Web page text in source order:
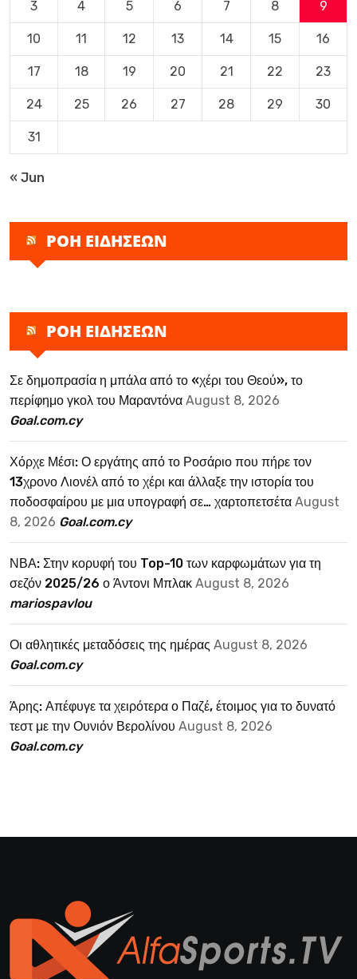
3 4 5 6 7 8 9
10 11 12 13 14 15 16
17 18 19 20 21 22 23
24 25 26 27 28 29 30
31
« Jun
ΡΟΗ ΕΙΔΗΣΕΩΝ
ΡΟΗ ΕΙΔΗΣΕΩΝ
Σε δημοπρασία η μπάλα από το «χέρι του Θεού», το
περίφημο γκολ του Μαραντόνα August 8, 2026
Goal.com.cy
Χόρχε Μέσι: Ο εργάτης από το Ροσάριο που πήρε τον
13χρονο Λιονέλ από το χέρι και άλλαξε την ιστορία του
ποδοσφαίρου με μια υπογραφή σε… χαρτοπετσέτα August
8, 2026 Goal.com.cy
ΝΒΑ: Στην κορυφή του Top-10 των καρφωμάτων για τη
σεζόν 2025/26 ο Άντονι Μπλακ August 8, 2026
mariospavlou
Οι αθλητικές μεταδόσεις της ημέρας August 8, 2026
Goal.com.cy
Άρης: Απέφυγε τα χειρότερα ο Παζέ, έτοιμος για το δυνατό
τεστ με την Ουνιόν Βερολίνου August 8, 2026
Goal.com.cy